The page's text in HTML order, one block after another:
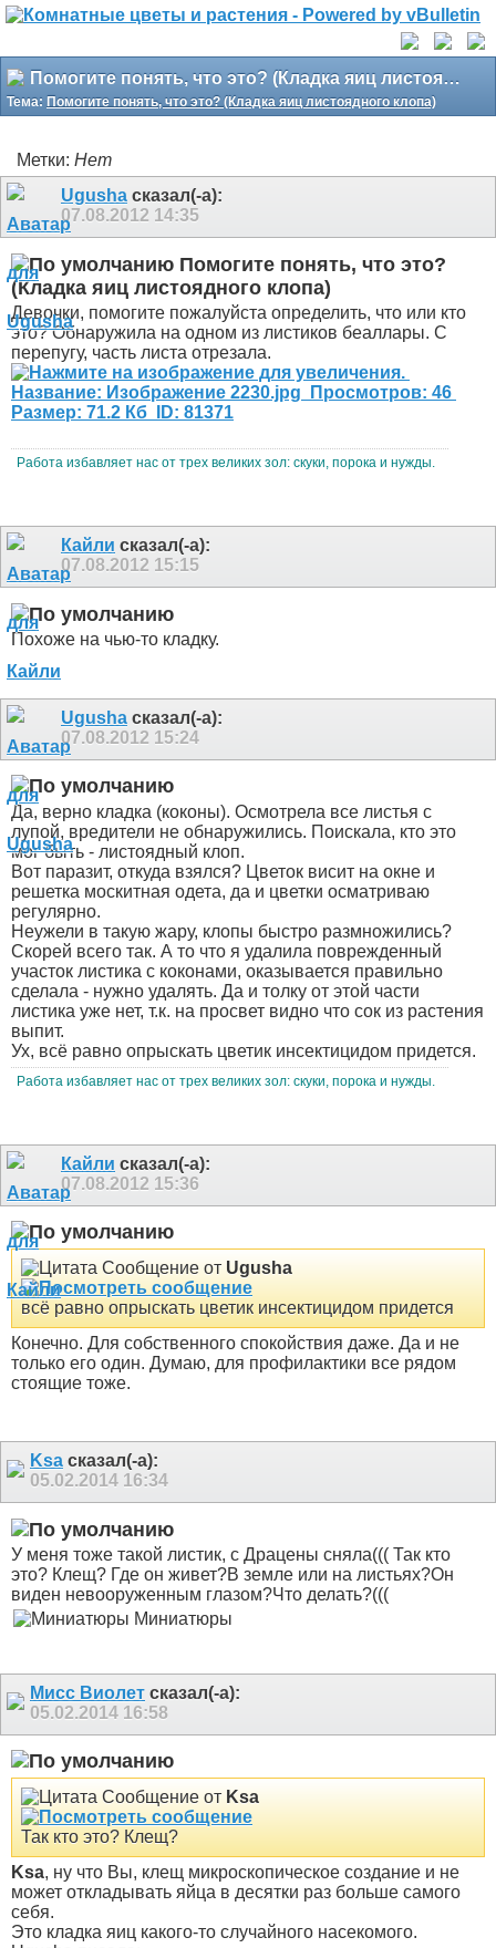
Помогите понять, что это? (Кладка яиц листоядного клопа)
Тема: Помогите понять, что это? (Кладка яиц листоядного клопа)
Метки: Нет
Ugusha сказал(-а):
07.08.2012 14:35
Помогите понять, что это?
(Кладка яиц листоядного клопа)
Девочки, помогите пожалуйста определить, что или кто
это? Обнаружила на одном из листиков беаллары. С
перепугу, часть листа отрезала.
Работа избавляет нас от трех великих зол: скуки, порока и нужды.
Кайли сказал(-а):
07.08.2012 15:15
Похоже на чью-то кладку.
Ugusha сказал(-а):
07.08.2012 15:24
Да, верно кладка (коконы). Осмотрела все листья с
лупой, вредители не обнаружились. Поискала, кто это
мог быть - листоядный клоп.
Вот паразит, откуда взялся? Цветок висит на окне и
решетка москитная одета, да и цветки осматриваю
регулярно.
Неужели в такую жару, клопы быстро размножились?
Скорей всего так. А то что я удалила поврежденный
участок листика с коконами, оказывается правильно
сделала - нужно удалять. Да и толку от этой части
листика уже нет, т.к. на просвет видно что сок из растения
выпит.
Ух, всё равно опрыскать цветик инсектицидом придется.
Работа избавляет нас от трех великих зол: скуки, порока и нужды.
Кайли сказал(-а):
07.08.2012 15:36
Сообщение от Ugusha
всё равно опрыскать цветик инсектицидом придется
Конечно. Для собственного спокойствия даже. Да и не
только его один. Думаю, для профилактики все рядом
стоящие тоже.
Ksa сказал(-а):
05.02.2014 16:34
У меня тоже такой листик, с Драцены сняла((( Так кто
это? Клещ? Где он живет?В земле или на листьях?Он
виден невооруженным глазом?Что делать?(((
Миниатюры
Мисс Виолет сказал(-а):
05.02.2014 16:58
Сообщение от Ksa
Так кто это? Клещ?
Ksa, ну что Вы, клещ микроскопическое создание и не
может откладывать яйца в десятки раз больше самого
себя.
Это кладка яиц какого-то случайного насекомого.